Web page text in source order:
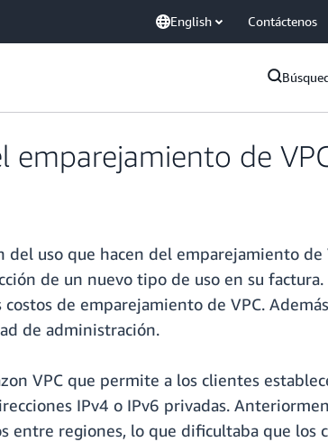
English Contáctenos
emparejamiento de
uso que hacen del emparejamiento
de un nuevo tipo de uso en su factura.
de emparejamiento de VPC.
de administración.
VPC que permite a los clientes
IPv4 o IPv6 privadas.
entre regiones, lo que dificultaba que los